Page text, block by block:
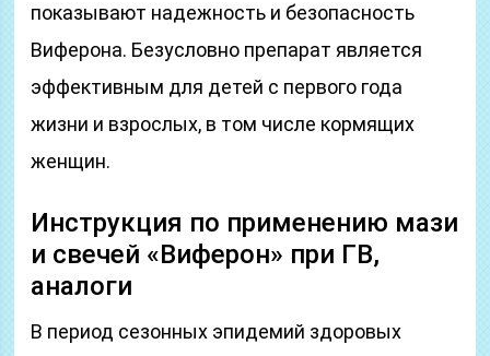
показывают надежность и безопасность
Виферона. Безусловно препарат является
эффективным для детей с первого года
жизни и взрослых, в том числе кормящих
женщин.
Инструкция по применению мази
и свечей «Виферон» при ГВ,
аналоги
В период сезонных эпидемий здоровых